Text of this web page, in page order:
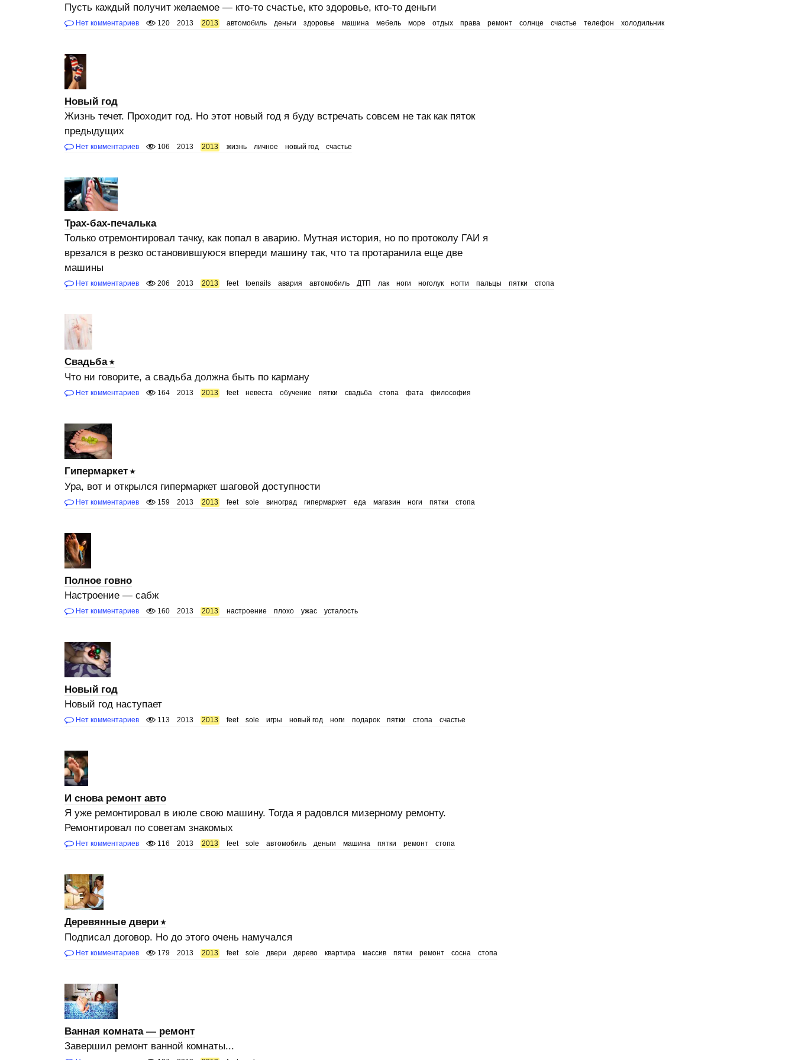
Пусть каждый получит желаемое — кто-то счастье, кто здоровье, кто-то деньги
Нет комментариев 120 2013 2013 автомобиль деньги здоровье машина мебель море отдых права ремонт солнце счастье телефон холодильник
Новый год
Жизнь течет. Проходит год. Но этот новый год я буду встречать совсем не так как пяток
предыдущих
Нет комментариев 106 2013 2013 жизнь личное новый год счастье
Трах-бах-печалька
Только отремонтировал тачку, как попал в аварию. Мутная история, но по протоколу ГАИ я
врезался в резко остановившуюся впереди машину так, что та протаранила еще две
машины
Нет комментариев 206 2013 2013 feet toenails авария автомобиль ДТП лак ноги ноголук ногти пальцы пятки стопа
Свадьба
Что ни говорите, а свадьба должна быть по карману
Нет комментариев 164 2013 2013 feet невеста обучение пятки свадьба стопа фата философия
Гипермаркет
Ура, вот и открылся гипермаркет шаговой доступности
Нет комментариев 159 2013 2013 feet sole виноград гипермаркет еда магазин ноги пятки стопа
Полное говно
Настроение — сабж
Нет комментариев 160 2013 2013 настроение плохо ужас усталость
Новый год
Новый год наступает
Нет комментариев 113 2013 2013 feet sole игры новый год ноги подарок пятки стопа счастье
И снова ремонт авто
Я уже ремонтировал в июле свою машину. Тогда я радовлся мизерному ремонту.
Ремонтировал по советам знакомых
Нет комментариев 116 2013 2013 feet sole автомобиль деньги машина пятки ремонт стопа
Деревянные двери
Подписал договор. Но до этого очень намучался
Нет комментариев 179 2013 2013 feet sole двери дерево квартира массив пятки ремонт сосна стопа
Ванная комната — ремонт
Завершил ремонт ванной комнаты...